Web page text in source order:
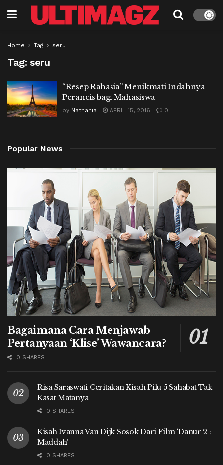
Home Tag seru
Tag: seru
“Resep Rahasia” Menikmati Indahnya
Perancis bagi Mahasiswa
by Nathania APRIL 15, 2016 0
Popular News
Bagaimana Cara Menjawab
Pertanyaan ‘Klise’ Wawancara?
0 SHARES
Risa Saraswati Ceritakan Kisah Pilu 5 Sahabat Tak
Kasat Matanya
0 SHARES
Kisah Ivanna Van Dijk Sosok Dari Film ‘Danur 2 :
Maddah’
0 SHARES